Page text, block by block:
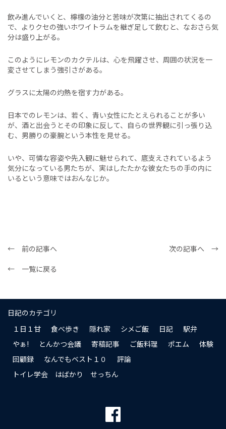
飲み進んでいくと、檸檬の油分と苦味が次第に抽出されてくるの
で、よりクセの強いホワイトラムを継ぎ足して飲むと、なおさら気
分は盛り上がる。
このようにレモンのカクテルは、心を飛躍させ、周囲の状況を一
変させてしまう強引さがある。
グラスに太陽の灼熱を宿す力がある。
日本でのレモンは、若く、青い女性にたとえられることが多い
が、酒と出会うとその印象に反して、自らの世界観に引っ張り込
む、男勝りの豪腕という本性を見せる。
いや、可憐な容姿や先入観に魅せられて、底支えされているよう
気分になっている男たちが、実はしたたかな彼女たちの手の内に
いるという意味ではおんなじか。
← 前の記事へ
次の記事へ →
← 一覧に戻る
日記のカテゴリ
１日１甘
食べ歩き 隠れ家 シメご飯 日記
駅弁
やぁ!
とんかつ会議 寄稿記事 ご飯料理 ポエム
体験
回顧録
なんでもベスト１０
評論
トイレ学会 はばかり せっちん